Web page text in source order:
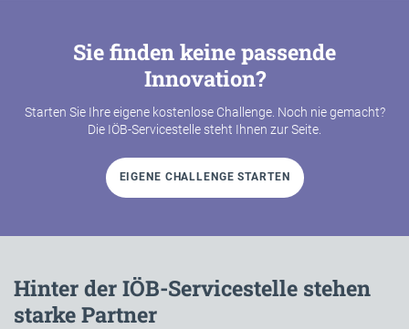
Sie finden keine passende
Innovation?
Starten Sie Ihre eigene kostenlose Challenge. Noch nie gemacht?
Die IÖB-Servicestelle steht Ihnen zur Seite.
EIGENE CHALLENGE STARTEN
Hinter der IÖB-Servicestelle stehen
starke Partner